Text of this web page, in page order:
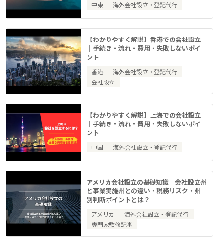
中東 海外会社設立・登記代行
【わかりやすく解説】香港での会社設立
｜手続き・流れ・費用・失敗しないポイ
ント
香港
海外会社設立・登記代行
会社設立
【わかりやすく解説】上海での会社設立
｜手続き・流れ・費用・失敗しないポイ
ント
中国 海外会社設立・登記代行
アメリカ会社設立の基礎知識｜会社設立州
と事業実施州との違い・税務リスク・州
別判断ポイントとは？
アメリカ
海外会社設立・登記代行
専門家監修記事